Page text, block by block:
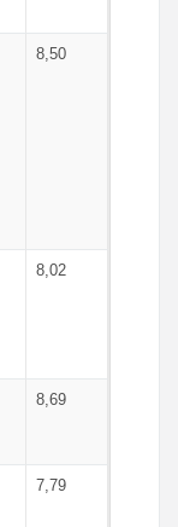
8,50
8,02
8,69
7,79